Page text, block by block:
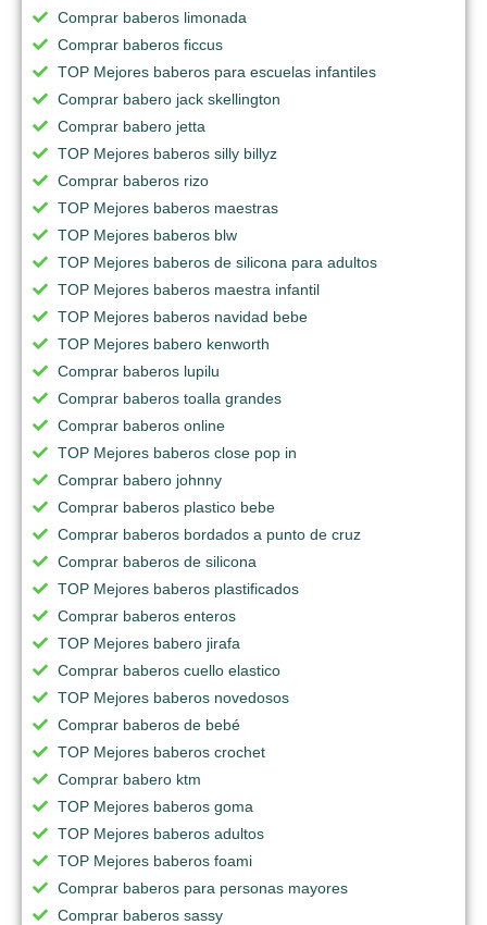
Comprar baberos limonada
Comprar baberos ficcus
TOP Mejores baberos para escuelas infantiles
Comprar babero jack skellington
Comprar babero jetta
TOP Mejores baberos silly billyz
Comprar baberos rizo
TOP Mejores baberos maestras
TOP Mejores baberos blw
TOP Mejores baberos de silicona para adultos
TOP Mejores baberos maestra infantil
TOP Mejores baberos navidad bebe
TOP Mejores babero kenworth
Comprar baberos lupilu
Comprar baberos toalla grandes
Comprar baberos online
TOP Mejores baberos close pop in
Comprar babero johnny
Comprar baberos plastico bebe
Comprar baberos bordados a punto de cruz
Comprar baberos de silicona
TOP Mejores baberos plastificados
Comprar baberos enteros
TOP Mejores babero jirafa
Comprar baberos cuello elastico
TOP Mejores baberos novedosos
Comprar baberos de bebé
TOP Mejores baberos crochet
Comprar babero ktm
TOP Mejores baberos goma
TOP Mejores baberos adultos
TOP Mejores baberos foami
Comprar baberos para personas mayores
Comprar baberos sassy